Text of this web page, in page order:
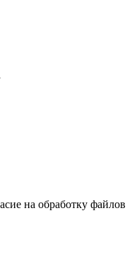
на обработку файлов